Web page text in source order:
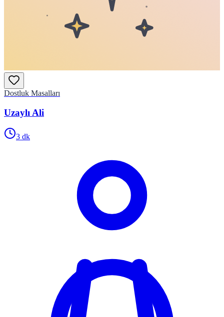
Dostluk Masalları
Uzaylı Ali
3 dk